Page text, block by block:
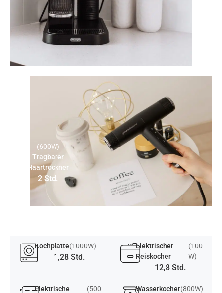
(600W)
Tragbarer
Haartrockner
2 Std.
Kochplatte(1000W)
1,28 Std.
Elektrischer
Reiskocher
(100
W)
12,8 Std.
Elektrische
(500
Wasserkocher(800W)